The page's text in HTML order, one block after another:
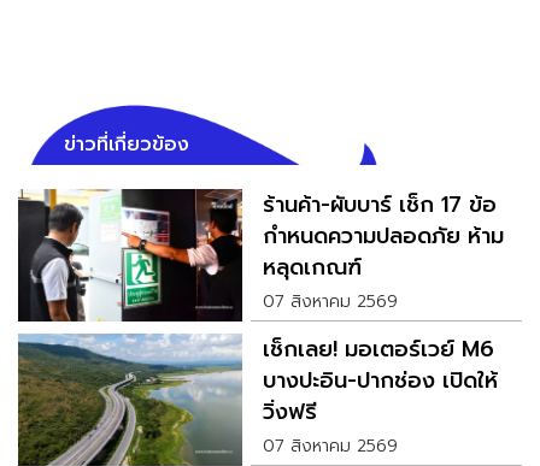
ข่าวที่เกี่ยวข้อง
ร้านค้า-ผับบาร์ เช็ก 17 ข้อ
กำหนดความปลอดภัย ห้าม
หลุดเกณฑ์
07 สิงหาคม 2569
เช็กเลย! มอเตอร์เวย์ M6
บางปะอิน-ปากช่อง เปิดให้
วิ่งฟรี
07 สิงหาคม 2569